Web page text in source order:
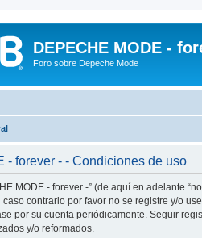
DEPECHE MODE -
Foro sobre Depeche Mode
- forever - - Condiciones de uso
MODE - forever -” (de aquí en adelante
contrario por favor no se registre y/o
por su cuenta periódicamente. Seguir
y/o reformados.